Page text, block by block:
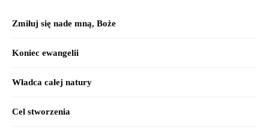
Zmiłuj się nade mną, Boże
Koniec ewangelii
Władca całej natury
Cel stworzenia